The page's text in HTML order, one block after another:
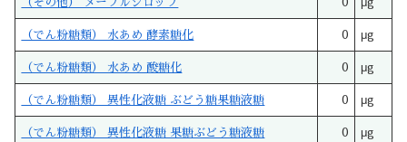
（その他） メープルシロップ 0 μg
（でん粉糖類） 水あめ 酵素糖化 0 μg
（でん粉糖類） 水あめ 酸糖化 0 μg
（でん粉糖類） 異性化液糖 ぶどう糖果糖液糖 0 μg
（でん粉糖類） 異性化液糖 果糖ぶどう糖液糖 0 μg